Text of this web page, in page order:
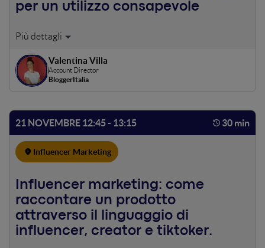
per un utilizzo consapevole
L’intervento offre una panoramica su come nasce e si
dall’elaborazione della strategia alla selezione dei talent.
Quali sono gli errori da non commettere e qualche
consiglio pratico per trasformare la collaborazione con gli
Valentina Villa
Account Director
BloggerItalia
21 NOVEMBRE 12:45 - 13:15 30 min
Influencer Marketing
Influencer marketing: come
raccontare un prodotto
attraverso il linguaggio di
influencer, creator e tiktoker.